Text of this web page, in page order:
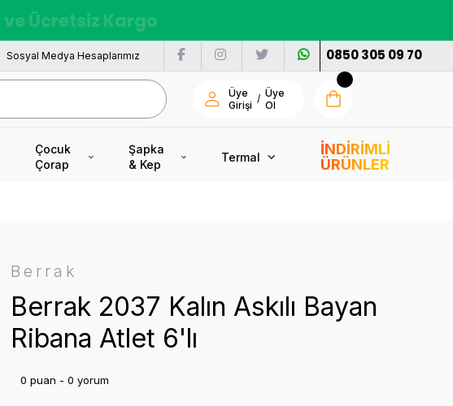
İmkânı
Sosyal Medya Hesaplarımız 0850 305 09 70
Üye
Girişi
/ Üye
Ol
Çocuk
Çorap
Şapka
& Kep
Termal
İNDİRİMLİ
ÜRÜNLER
Berrak
Berrak 2037 Kalın Askılı Bayan
Ribana Atlet 6'lı
0 puan - 0 yorum